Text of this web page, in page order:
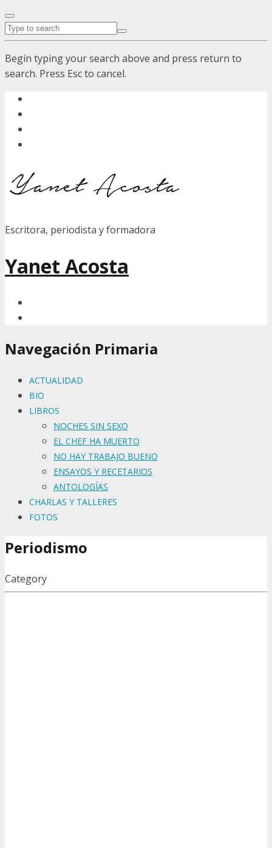
Begin typing your search above and press return to
search. Press Esc to cancel.
Escritora, periodista y formadora
Yanet Acosta
Navegación Primaria
ACTUALIDAD
BIO
LIBROS
NOCHES SIN SEXO
EL CHEF HA MUERTO
NO HAY TRABAJO BUENO
ENSAYOS Y RECETARIOS
ANTOLOGÍAS
CHARLAS Y TALLERES
FOTOS
Periodismo
Category